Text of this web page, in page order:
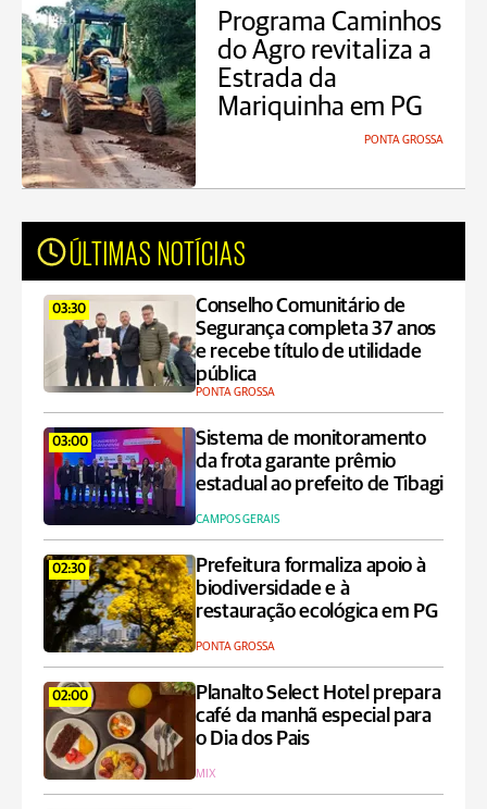
Programa Caminhos
do Agro revitaliza a
Estrada da
Mariquinha em PG
PONTA GROSSA
ÚLTIMAS NOTÍCIAS
03:30
Conselho Comunitário de
Segurança completa 37 anos
e recebe título de utilidade
pública
PONTA GROSSA
03:00
Sistema de monitoramento
da frota garante prêmio
estadual ao prefeito de Tibagi
CAMPOS GERAIS
02:30
Prefeitura formaliza apoio à
biodiversidade e à
restauração ecológica em PG
PONTA GROSSA
02:00
Planalto Select Hotel prepara
café da manhã especial para
o Dia dos Pais
MIX